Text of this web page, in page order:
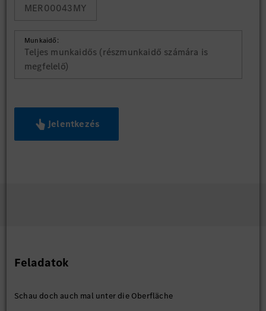
MER00043MY
Munkaidő:
Teljes munkaidős (részmunkaidő számára is
megfelelő)
Jelentkezés
Feladatok
Schau doch auch mal unter die Oberfläche